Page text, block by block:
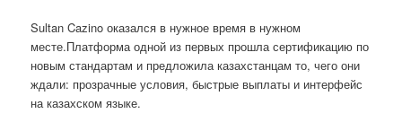
Sultan Cazino оказался в нужное время в нужном
месте.Платформа одной из первых прошла сертификацию по
новым стандартам и предложила казахстанцам то, чего они
ждали: прозрачные условия, быстрые выплаты и интерфейс
на казахском языке.